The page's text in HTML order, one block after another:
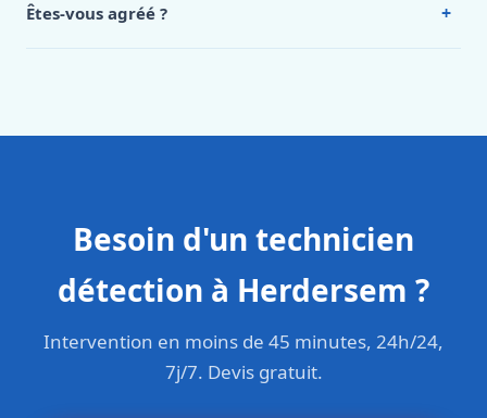
Êtes-vous agréé ? +
Besoin d'un technicien
détection à Herdersem ?
Intervention en moins de 45 minutes, 24h/24,
7j/7. Devis gratuit.